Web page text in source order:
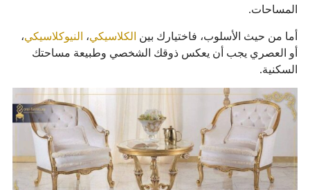
المساحات.
أما من حيث الأسلوب، فاختيارك بين الكلاسيكي، النيوكلاسيكي،
أو العصري يجب أن يعكس ذوقك الشخصي وطبيعة مساحتك
السكنية.